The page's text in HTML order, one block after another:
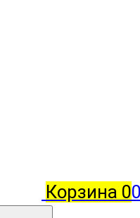
Корзина 0